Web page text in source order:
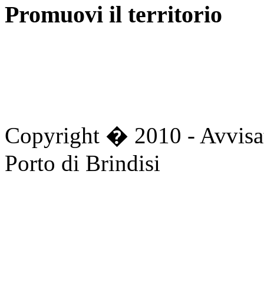
Promuovi il territorio
Copyright � 2010 -
Porto di Brindisi